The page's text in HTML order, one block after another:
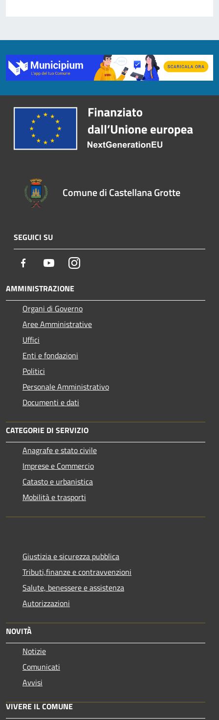
Comune di Castellana Grotte
SEGUICI SU
Facebook YoutubeInstagram
AMMINISTRAZIONE
Organi di Governo
Aree Amministrative
Uffici
Enti e fondazioni
Politici
Personale Amministrativo
Documenti e dati
CATEGORIE DI SERVIZIO
Anagrafe e stato civile
Imprese e Commercio
Catasto e urbanistica
Mobilità e trasporti
Giustizia e sicurezza pubblica
Tributi,finanze e contravvenzioni
Salute, benessere e assistenza
Autorizzazioni
NOVITÀ
Notizie
Comunicati
Avvisi
VIVERE IL COMUNE